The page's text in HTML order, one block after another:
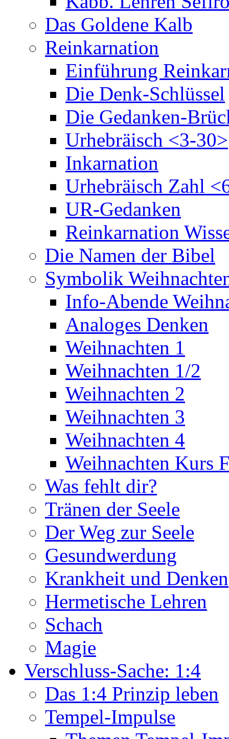
Das Goldene Kalb
Reinkarnation
Einführung
Die Denk-Schlüssel
Die Gedanken-
Urhebräisch <3-30>
Inkarnation
Urhebräisch Zahl
UR-Gedanken
Reinkarnation
Die Namen der Bibel
Symbolik
Info-Abende
Analoges Denken
Weihnachten 1
Weihnachten 1/2
Weihnachten 2
Weihnachten 3
Weihnachten 4
Weihnachten Kurs
Was fehlt dir?
Tränen der Seele
Der Weg zur Seele
Gesundwerdung
Krankheit und Denken
Hermetische Lehren
Schach
Magie
Verschluss-Sache: 1:4
Das 1:4 Prinzip leben
Tempel-Impulse